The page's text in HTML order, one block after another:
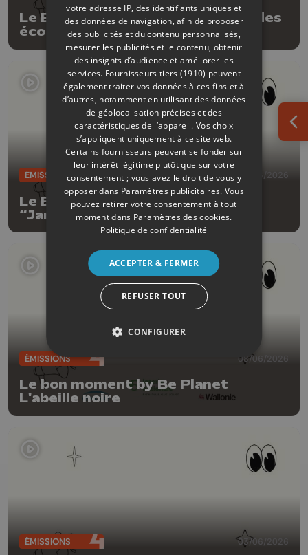
Le Bon moment by Be Planet: Ludes
éco responsable
ÉMISSIONS 16/06/2026
Le Bon moment by Be Planet le
“Jardin Improbable”
ÉMISSIONS 08/06/2026
Le bon moment by Be Planet
L'abeille noire
ÉMISSIONS 03/06/2026
votre adresse IP, des identifiants uniques et
des données de navigation, afin de proposer
des publicités et du contenu personnalisés,
mesurer les publicités et le contenu, obtenir
des insights d’audience et améliorer les
services. Fournisseurs tiers (1910) peuvent
également traiter vos données à ces fins et à
d’autres, notamment en utilisant des données
de géolocalisation précises et des
caractéristiques de l’appareil. Vos choix
s’appliquent uniquement à ce site web.
Certains fournisseurs peuvent se fonder sur
leur intérêt légitime plutôt que sur votre
consentement ; vous avez le droit de vous y
opposer dans Paramètres publicitaires. Vous
pouvez retirer votre consentement à tout
moment dans Paramètres des cookies.
Politique de confidentialité
ACCEPTER & FERMER
REFUSER TOUT
CONFIGURER